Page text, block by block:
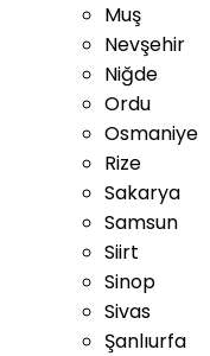
Muş
Nevşehir
Niğde
Ordu
Osmaniye
Rize
Sakarya
Samsun
Siirt
Sinop
Sivas
Şanlıurfa